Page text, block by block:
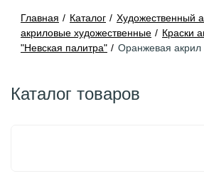
Главная Каталог Художественный
акриловые художественные
Краски
"Невская палитра"
Оранжевая
Каталог товаров